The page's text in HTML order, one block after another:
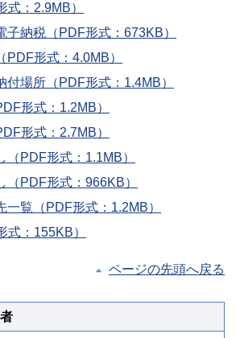
式：2.9MB）
子納税（PDF形式：673KB）
PDF形式：4.0MB）
付場所（PDF形式：1.4MB）
形式：1.2MB）
形式：2.7MB）
（PDF形式：1.1MB）
（PDF形式：966KB）
一覧（PDF形式：1.2MB）
式：155KB）
ページの先頭へ戻る